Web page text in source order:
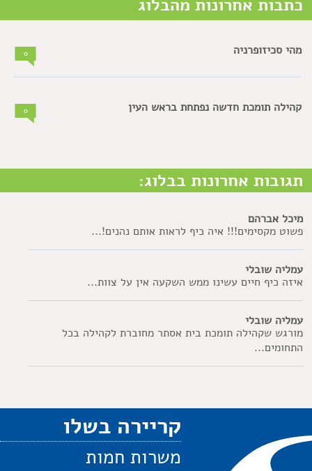
כתבות אחרונות מהבלוג
מהי סכיזופרניה
קהילה תומכת חדשה נפתחת בראש העין
תגובות אחרונות בבלוג:
מיכל אברהם
פשוט מקסימים!!! איה כיף לראות אותם נהנים!...
עמליה שובלי
איזה כיף חיים עשינו ממש השקעה אין על צוות...
עמליה שובלי
מורגש שקהילה תומכת בית אסתר מחוברת לקהילה בכל
התחומים...
קריירה בשלו
משרות חמות